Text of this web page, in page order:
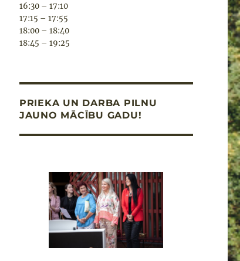
16:30 – 17:10
17:15 – 17:55
18:00 – 18:40
18:45 – 19:25
PRIEKA UN DARBA PILNU
JAUNO MĀCĪBU GADU!